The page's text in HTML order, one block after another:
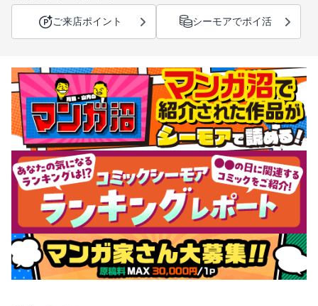
ご来店ポイント シーモアでポイ活